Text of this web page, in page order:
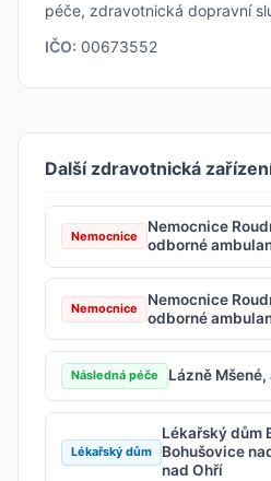
péče, zdravotnická dopravní
IČO: 00673552
Další zdravotnická
Nemocnice
Nemocnice
odborné
Nemocnice
Nemocnice
odborné
Následná péče Lázně Mšené,
Lékařský dům
Lékařský dům
Bohušovice
nad Ohří